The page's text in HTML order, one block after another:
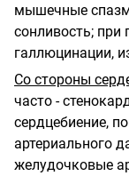
мышечные
сонливость; при
галлюцинации,
Со стороны
часто -
сердцебиение,
артериального
желудочковые